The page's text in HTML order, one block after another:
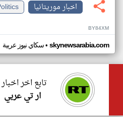
اخبار موريتانيا
BY84XM
سكاي نيوز عربية• skynewsarabia.com
تابع اخر
ار تي عربي